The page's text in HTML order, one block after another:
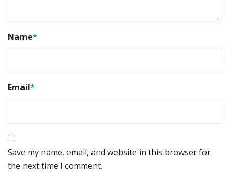
Name*
Email*
Save my name, email, and website in this browser for
the next time I comment.